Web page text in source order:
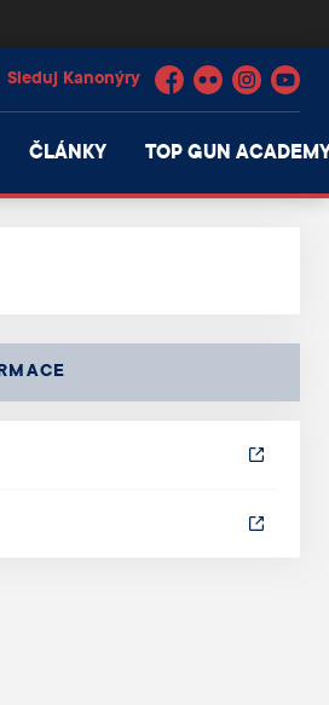
Facebook
Flickr InstagramYouTube
ČLÁNKY TOP GUN